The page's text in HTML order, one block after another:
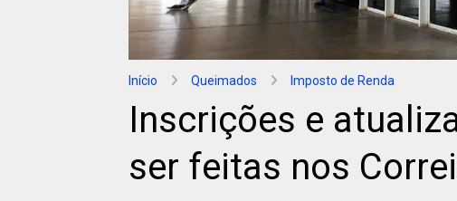
Início Queimados Imposto de Renda
Inscrições e
ser feitas nos